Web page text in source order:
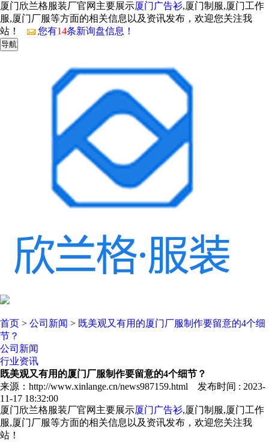
厦门欣兰格服装厂官网主要展示厦门广告衫,厦门制服,厦门工作
服,厦门厂服等方面的相关信息以及资讯发布，欢迎您关注我
站！
您有14条新询盘信息！
导航
首页 > 公司新闻 > 既美观又有用的厦门厂服制作要留意的4个细
节？
公司新闻
行业资讯
既美观又有用的厦门厂服制作要留意的4个细节？
来源：http://www.xinlange.cn/news987159.html 发布时间 : 2023-
11-17 18:32:00
厦门欣兰格服装厂官网主要展示厦门广告衫,厦门制服,厦门工作
服,厦门厂服等方面的相关信息以及资讯发布，欢迎您关注我
站！